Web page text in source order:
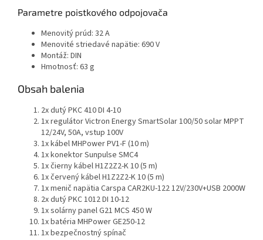
Parametre poistkového odpojovača
Menovitý prúd: 32 A
Menovité striedavé napätie: 690 V
Montáž: DIN
Hmotnosť: 63 g
Obsah balenia
2x dutý PKC 410 DI 4-10
1x regulátor Victron Energy SmartSolar 100/50 solar MPPT
12/24V, 50A, vstup 100V
1x kábel MHPower PV1-F (10 m)
1x konektor Sunpulse SMC4
1x čierny kábel H1Z2Z2-K 10 (5 m)
1x červený kábel H1Z2Z2-K 10 (5 m)
1x menič napätia Carspa CAR2KU-122 12V/230V+USB 2000W
2x dutý PKC 1012 DI 10-12
1x solárny panel G21 MCS 450 W
1x batéria MHPower GE250-12
1x bezpečnostný spínač